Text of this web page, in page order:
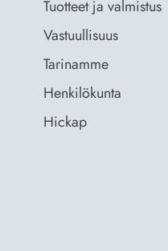
Tuotteet ja valmistus
Vastuullisuus
Tarinamme
Henkilökunta
Hickap